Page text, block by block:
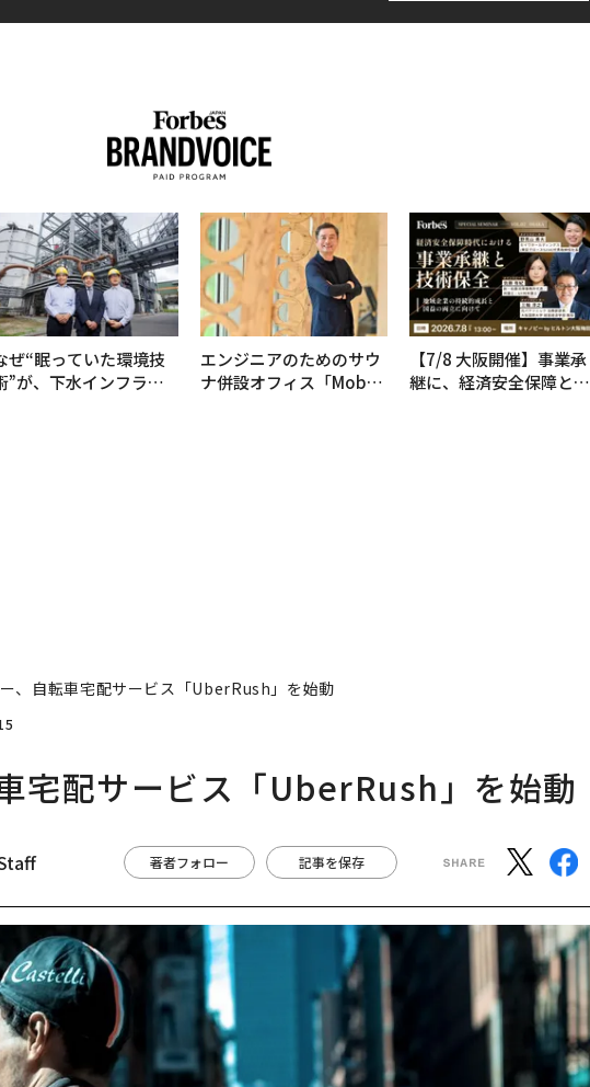
ぜ“眠っていた環境技
”が、下水インフラを
エンジニアのためのサウ
ナ併設オフィス「Mobiu
【7/8 大阪開催】事業承
継に、経済安全保障とい
、自転車宅配サービス「UberRush」を始動
宅配サービス「UberRush」を始動
著者フォロー 記事を保存